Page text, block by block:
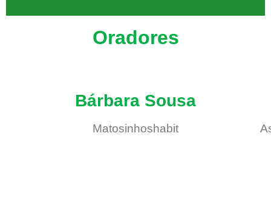
Oradores
Bárbara Sousa
Matosinhoshabit